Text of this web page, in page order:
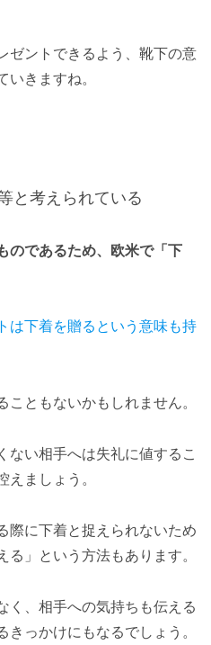
ゼントできるよう、靴下の意
いきますね。
と考えられている
のであるため、欧米で「下
は下着を贈るという意味も持
ともないかもしれません。
ない相手へは失礼に値するこ
えましょう。
際に下着と捉えられないため
」という方法もあります。
く、相手への気持ちも伝える
きっかけにもなるでしょう。